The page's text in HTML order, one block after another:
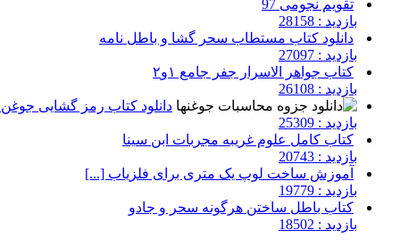
تقویم نجومی 97
بازدید : 28158
دانلود کتاب مستطاب سحر گشا و باطل نامه
بازدید : 27097
کتاب جواهر الاسرار جفر جامع ۱و۲
بازدید : 26108
دانلود کتاب رمز گشایی
بازدید : 25309
کتاب کامل علوم غریبه مجربات ابن سینا
بازدید : 20743
آموزش ساخت لوپ یک متری برای فلزیاب [...]
بازدید : 19779
کتاب باطل ساختن هرگونه سحر و جادو
بازدید : 18502